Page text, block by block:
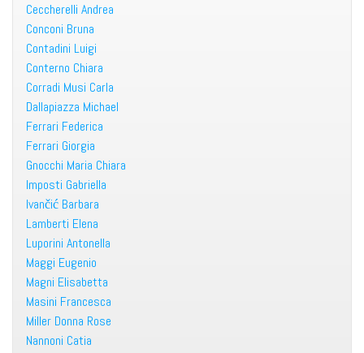
Ceccherelli Andrea
Conconi Bruna
Contadini Luigi
Conterno Chiara
Corradi Musi Carla
Dallapiazza Michael
Ferrari Federica
Ferrari Giorgia
Gnocchi Maria Chiara
Imposti Gabriella
Ivančić Barbara
Lamberti Elena
Luporini Antonella
Maggi Eugenio
Magni Elisabetta
Masini Francesca
Miller Donna Rose
Nannoni Catia